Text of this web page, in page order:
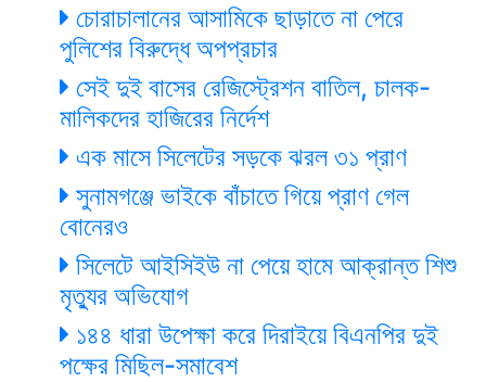
চোরাচালানের আসামিকে ছাড়াতে না পেরে
পুলিশের বিরুদ্ধে অপপ্রচার
সেই দুই বাসের রেজিস্ট্রেশন বাতিল, চালক-
মালিকদের হাজিরের নির্দেশ
এক মাসে সিলেটের সড়কে ঝরল ৩১ প্রাণ
সুনামগঞ্জে ভাইকে বাঁচাতে গিয়ে প্রাণ গেল
বোনেরও
সিলেটে আইসিইউ না পেয়ে হামে আক্রান্ত শিশু
মৃত্যুর অভিযোগ
১৪৪ ধারা উপেক্ষা করে দিরাইয়ে বিএনপির দুই
পক্ষের মিছিল-সমাবেশ